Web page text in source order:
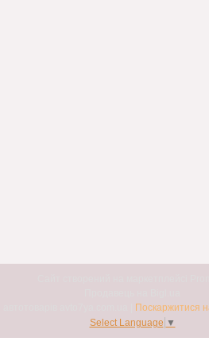
Поскаржитися
Select Language ▼